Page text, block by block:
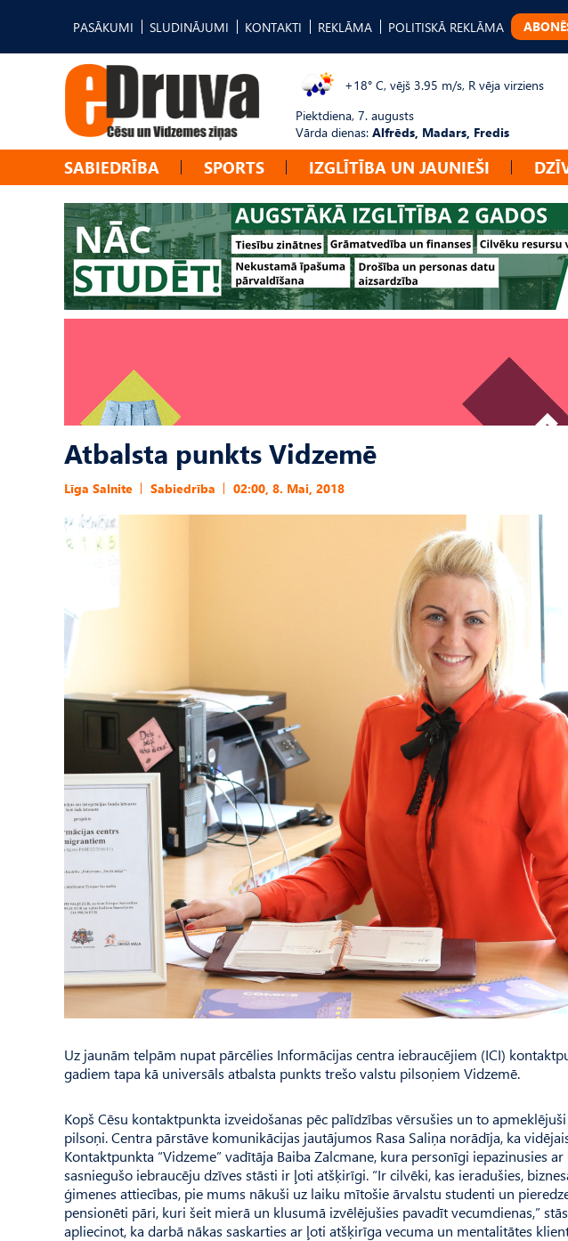
PASĀKUMI SLUDINĀJUMI KONTAKTI REKLĀMA POLITISKĀ REKLĀMA
+18° C, vējš 3.95 m/s, R vēja virziens
Piektdiena, 7. augusts
Vārda dienas: Alfrēds, Madars, Fredis
SABIEDRĪBA SPORTS IZGLĪTĪBA UN JAUNIEŠI
Atbalsta punkts Vidzemē
Līga Salnite Sabiedrība 02:00, 8. Mai, 2018
Uz jaunām telpām nupat pārcēlies Informācijas centra iebraucējiem (ICI)
gadiem tapa kā universāls atbalsta punkts trešo valstu pilsoņiem Vidzemē.
Kopš Cēsu kontaktpunkta izveidošanas pēc palīdzības vērsušies un to
pilsoņi. Centra pārstāve komunikācijas jautājumos Rasa Saliņa norādīja, ka
Kontaktpunkta “Vidze­me” vadītāja Baiba Zalcmane, kura personīgi iepazinusies
sasniegušo iebraucēju dzīves stāsti ir ļoti atšķirīgi. “Ir cilvēki, kas ieradušies,
ģimenes attiecības, pie mums nākuši uz laiku mītošie ārvalstu studenti un
pensionēti pāri, kuri šeit mierā un klusumā izvēlējušies pavadīt vecumdienas,”
apliecinot, ka darbā nākas saskarties ar ļoti atšķirīga vecuma un mentalitātes